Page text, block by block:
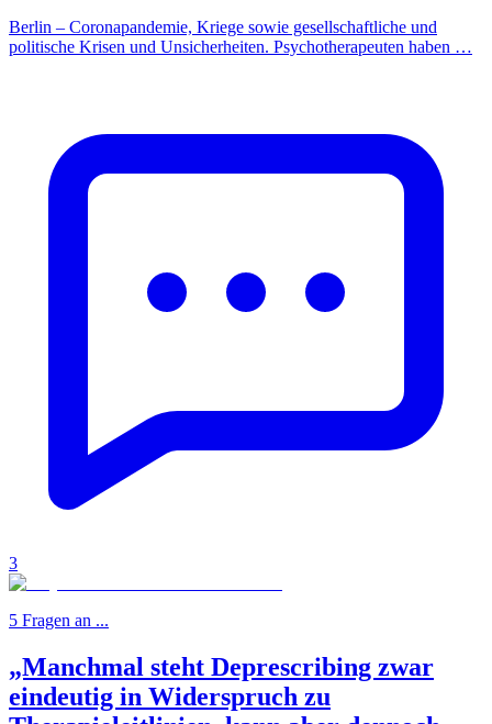
Berlin – Coronapandemie, Kriege sowie gesellschaftliche und
politische Krisen und Unsicherheiten. Psychotherapeuten haben …
3
5 Fragen an ...
„Manchmal steht Deprescribing zwar
eindeutig in Widerspruch zu